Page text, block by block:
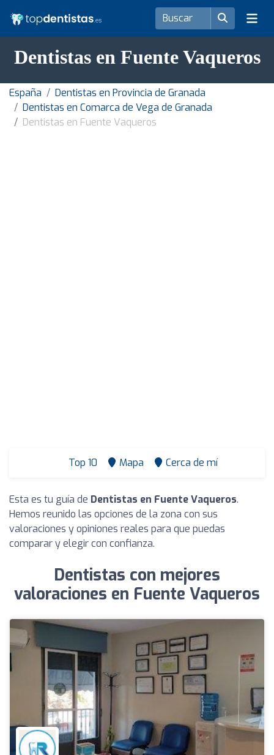
Dentistas en Fuente Vaqueros
España
Dentistas en Provincia de Granada
Dentistas en Comarca de Vega de Granada
Dentistas en Fuente Vaqueros
Top 10 Mapa Cerca de mí
Esta es tu guía de Dentistas en Fuente Vaqueros.
Hemos reunido las opciones de la zona con sus
valoraciones y opiniones reales para que puedas
comparar y elegir con confianza.
Dentistas con mejores
valoraciones en Fuente Vaqueros